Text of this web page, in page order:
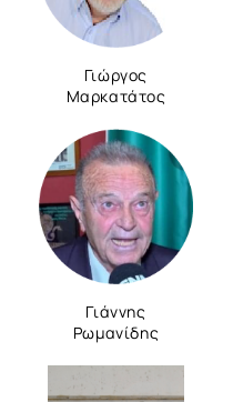
Γιώργος
Μαρκατάτος
Γιάννης
Ρωμανίδης